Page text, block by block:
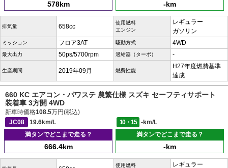
578km -km
排気量 658cc
使用燃料
エンジン
レギュラー
ガソリン
ミッション フロア3AT 駆動方式 4WD
最大出力 50ps/5700rpm 過給器（ターボ） -
生産期間 2019年09月 燃費性能
H27年度燃費基準
達成
660 KC エアコン・パワステ 農繁仕様 スズキ セーフティサポート
装着車 3方開 4WD
新車時価格108.5万円(税込)
JC08
19.6km/L 10・15
-km/L
満タンでどこまで走る？
666.4km
満タンでどこまで走る？
-km
使用燃料
レギュラー